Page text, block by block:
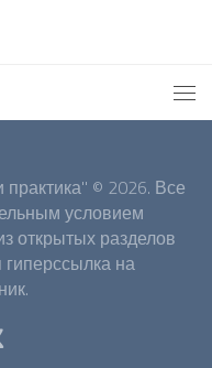
© 2026. Все
условием
открытых разделов
гиперссылка на